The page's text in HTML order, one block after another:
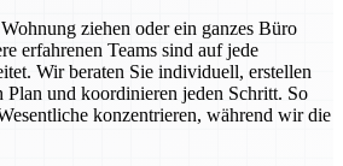
ziehen oder ein ganzes Büro
erfahrenen Teams sind auf jede
Wir beraten Sie individuell, erstellen
Plan und koordinieren jeden Schritt. So
konzentrieren, während wir die